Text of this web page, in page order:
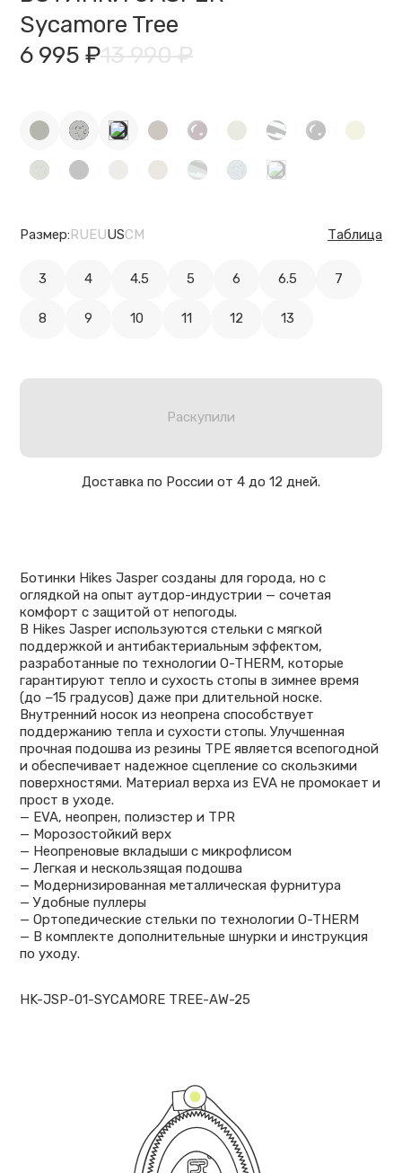
Sycamore Tree
6 995 ₽13 990 ₽
Размер:RUEUUSCM Таблица
3 4 4.5 5 6 6.5 7
8 9 10 11 12 13
Раскупили
Доставка по России от 4 до 12 дней.
Ботинки Hikes Jasper созданы для города, но с
оглядкой на опыт аутдор-индустрии — сочетая
комфорт с защитой от непогоды.
В Hikes Jasper используются стельки с мягкой
поддержкой и антибактериальным эффектом,
разработанные по технологии O-THERM, которые
гарантируют тепло и сухость стопы в зимнее время
(до −15 градусов) даже при длительной носке.
Внутренний носок из неопрена способствует
поддержанию тепла и сухости стопы. Улучшенная
прочная подошва из резины ТРЕ является всепогодной
и обеспечивает надежное сцепление со скользкими
поверхностями. Материал верха из EVA не промокает и
прост в уходе.
— EVA, неопрен, полиэстер и TPR
— Морозостойкий верх
— Неопреновые вкладыши с микрофлисом
— Легкая и нескользящая подошва
— Модернизированная металлическая фурнитура
— Удобные пуллеры
— Ортопедические стельки по технологии O-THERM
— В комплекте дополнительные шнурки и инструкция
по уходу.
HK-JSP-01-SYCAMORE TREE-AW-25